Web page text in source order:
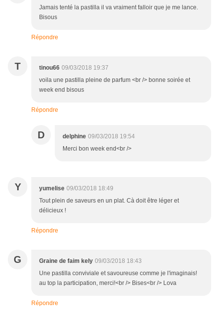
Jamais tenté la pastilla il va vraiment falloir que je me lance.
Bisous
Répondre
T tinou66 09/03/2018 19:37
voila une pastilla pleine de parfum <br /> bonne soirée et
week end bisous
Répondre
D delphine 09/03/2018 19:54
Merci bon week end<br />
Y yumelise 09/03/2018 18:49
Tout plein de saveurs en un plat. Cà doit être léger et
délicieux !
Répondre
G Graine de faim kely 09/03/2018 18:43
Une pastilla conviviale et savoureuse comme je l'imaginais!
au top la participation, merci!<br /> Bises<br /> Lova
Répondre